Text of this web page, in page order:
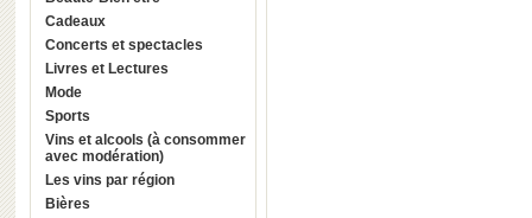
Cadeaux
Concerts et spectacles
Livres et Lectures
Mode
Sports
Vins et alcools (à consommer
avec modération)
Les vins par région
Bières